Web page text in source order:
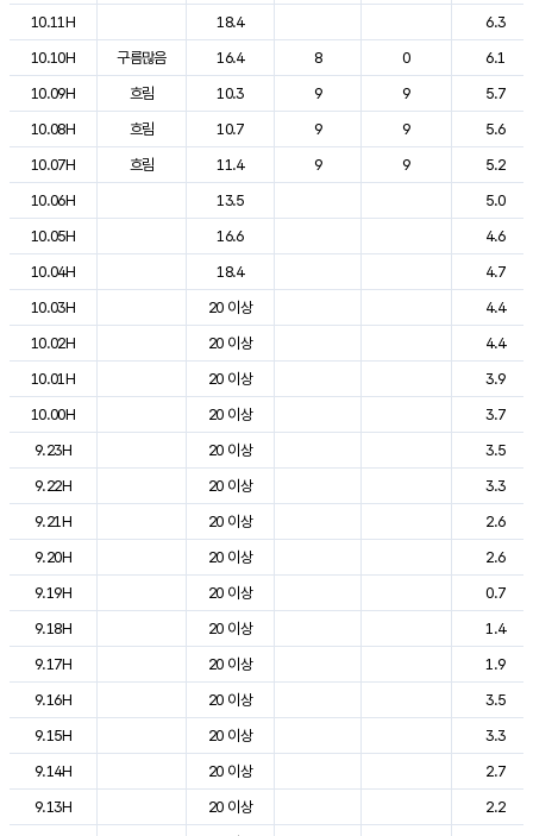
10.11H
18.4
6.3
10.10H
구름많음 16.4 8 0
6.1
10.09H
흐림 10.3 9 9
5.7
10.08H
흐림 10.7 9 9
5.6
10.07H
흐림 11.4 9 9
5.2
10.06H
13.5
5.0
10.05H
16.6
4.6
10.04H
18.4
4.7
10.03H
20 이상
4.4
10.02H
20 이상
4.4
10.01H
20 이상
3.9
10.00H
20 이상
3.7
9.23H
20 이상
3.5
9.22H
20 이상
3.3
9.21H
20 이상
2.6
9.20H
20 이상
2.6
9.19H
20 이상
0.7
9.18H
20 이상
1.4
9.17H
20 이상
1.9
9.16H
20 이상
3.5
9.15H
20 이상
3.3
9.14H
20 이상
2.7
9.13H
20 이상
2.2